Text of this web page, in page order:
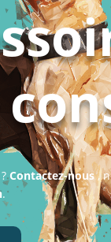
Contactez-nous,
.